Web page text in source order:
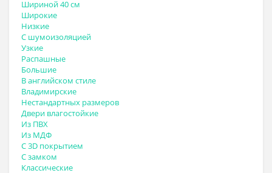
Шириной 40 см
Широкие
Низкие
С шумоизоляцией
Узкие
Распашные
Большие
В английском стиле
Владимирские
Нестандартных размеров
Двери влагостойкие
Из ПВХ
Из МДФ
С 3D покрытием
С замком
Классические